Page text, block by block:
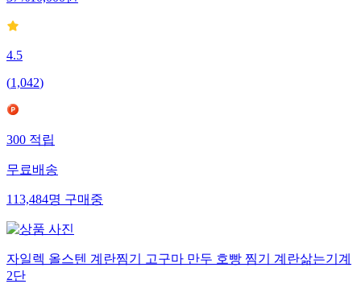
4.5
(1,042)
300 적립
무료배송
113,484명 구매중
자일렉 올스텐 계란찜기 고구마 만두 호빵 찜기 계란삶는기계
2단